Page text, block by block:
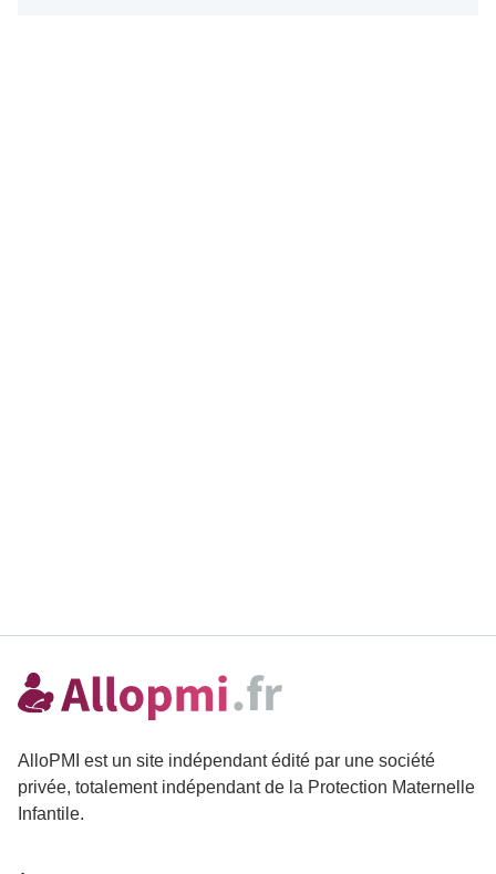
AlloPMI est un site indépendant édité par une société
privée, totalement indépendant de la Protection Maternelle
Infantile.